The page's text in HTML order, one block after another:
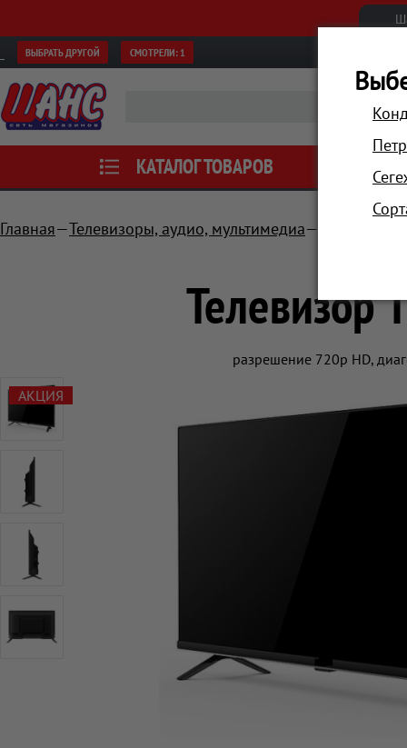
ВЫБРАТЬ ДРУГОЙ СМОТРЕЛИ: 1
КАТАЛОГ ТОВАРОВ АКЦИИ
Главная Телевизоры, аудио, мультимедиа
Телевизор
разрешение 720p HD,
АКЦИЯ